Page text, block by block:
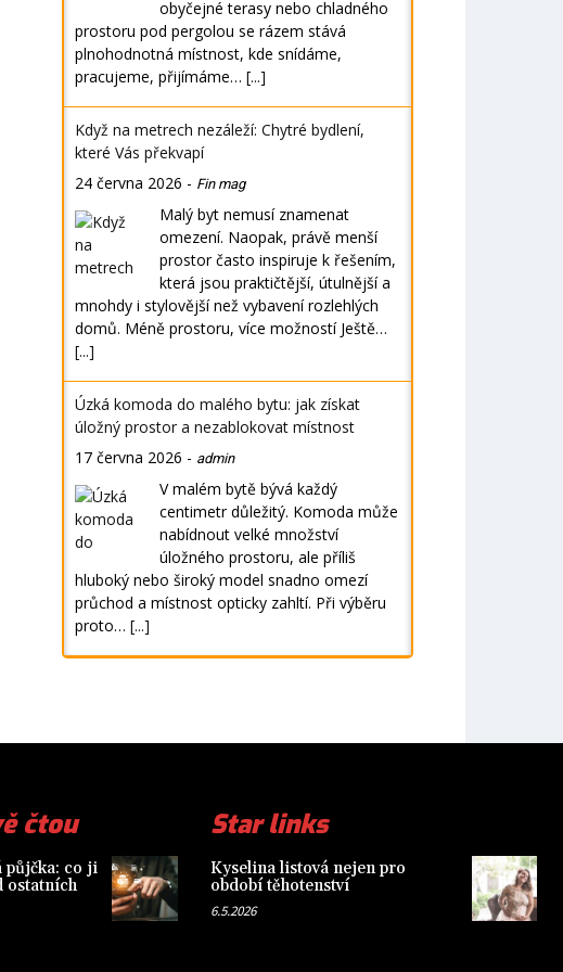
obyčejné terasy nebo chladného
prostoru pod pergolou se rázem stává
plnohodnotná místnost, kde snídáme,
pracujeme, přijímáme… [...]
Když na metrech nezáleží: Chytré bydlení,
které Vás překvapí
24 června 2026 - Fin mag
Malý byt nemusí znamenat
omezení. Naopak, právě menší
prostor často inspiruje k řešením,
která jsou praktičtější, útulnější a
mnohdy i stylovější než vybavení rozlehlých
domů. Méně prostoru, více možností Ještě…
[...]
Úzká komoda do malého bytu: jak získat
úložný prostor a nezablokovat místnost
17 června 2026 - admin
V malém bytě bývá každý
centimetr důležitý. Komoda může
nabídnout velké množství
úložného prostoru, ale příliš
hluboký nebo široký model snadno omezí
průchod a místnost opticky zahltí. Při výběru
proto… [...]
čtou
půjčka: co ji
ostatních
Star links
Kyselina listová nejen pro
období těhotenství
6.5.2026